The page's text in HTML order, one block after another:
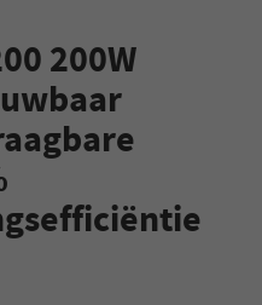
200W